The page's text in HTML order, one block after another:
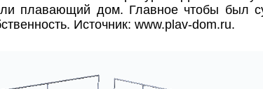
плавающий дом. Главное чтобы был
Источник:www.plav-dom.ru.